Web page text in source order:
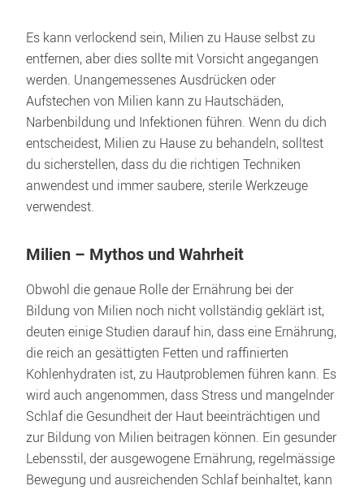
Es kann verlockend sein, Milien zu Hause selbst zu
entfernen, aber dies sollte mit Vorsicht angegangen
werden. Unangemessenes Ausdrücken oder
Aufstechen von Milien kann zu Hautschäden,
Narbenbildung und Infektionen führen. Wenn du dich
entscheidest, Milien zu Hause zu behandeln, solltest
du sicherstellen, dass du die richtigen Techniken
anwendest und immer saubere, sterile Werkzeuge
verwendest.
Milien – Mythos und Wahrheit
Obwohl die genaue Rolle der Ernährung bei der
Bildung von Milien noch nicht vollständig geklärt ist,
deuten einige Studien darauf hin, dass eine Ernährung,
die reich an gesättigten Fetten und raffinierten
Kohlenhydraten ist, zu Hautproblemen führen kann. Es
wird auch angenommen, dass Stress und mangelnder
Schlaf die Gesundheit der Haut beeinträchtigen und
zur Bildung von Milien beitragen können. Ein gesunder
Lebensstil, der ausgewogene Ernährung, regelmässige
Bewegung und ausreichenden Schlaf beinhaltet, kann